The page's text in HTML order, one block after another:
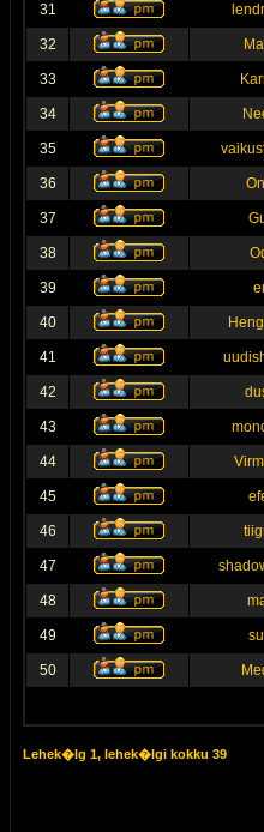
31
32
33
34
35
36
37
38
39
40
41
42
43
44
45
46
47
48
49
50
Lehek�lg 1, lehek�lgi kokku 39